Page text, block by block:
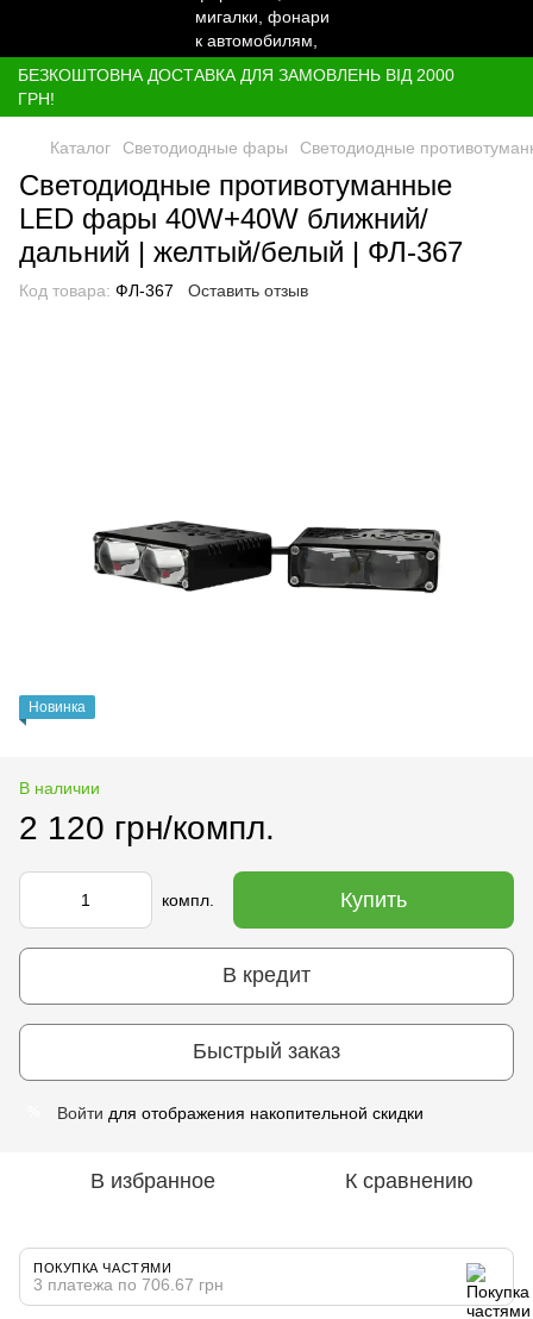
БЕЗКОШТОВНА ДОСТАВКА ДЛЯ ЗАМОВЛЕНЬ ВІД 2000
ГРН!
Каталог Светодиодные фары Светодиодные
Светодиодные противотуманные
LED фары 40W+40W ближний/
дальний | желтый/белый | ФЛ-367
Код товара: ФЛ-367 Оставить отзыв
Новинка
В наличии
2 120 грн/компл.
компл. Купить
В кредит
Быстрый заказ
Войти для отображения накопительной скидки
В избранное К сравнению
ПОКУПКА ЧАСТЯМИ
3 платежа по 706.67 грн